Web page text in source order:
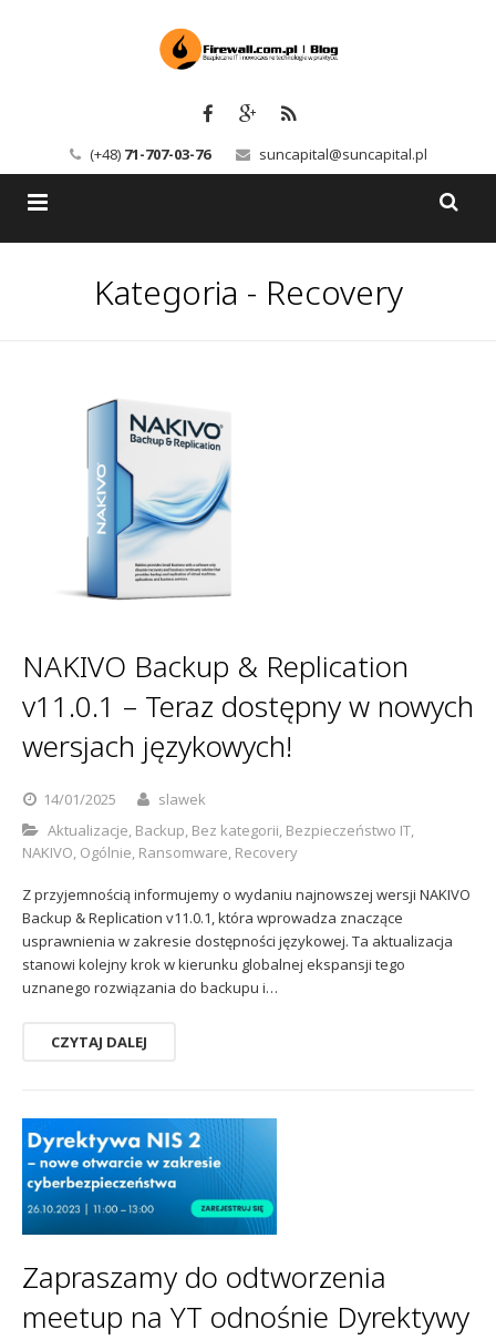
(+48) 71-707-03-76 suncapital@suncapital.pl
Backup-Solutions
Kerio
Serwery pocztowe
Sophos
Usługi
Szkolenia
Kontakt
Polityka prywatności
Kategoria - Recovery
NAKIVO Backup & Replication
v11.0.1 – Teraz dostępny w nowych
wersjach językowych!
14/01/2025
slawek
Aktualizacje, Backup, Bez kategorii, Bezpieczeństwo IT,
NAKIVO, Ogólnie, Ransomware, Recovery
Z przyjemnością informujemy o wydaniu najnowszej wersji NAKIVO
Backup & Replication v11.0.1, która wprowadza znaczące
usprawnienia w zakresie dostępności językowej. Ta aktualizacja
stanowi kolejny krok w kierunku globalnej ekspansji tego
uznanego rozwiązania do backupu i…
CZYTAJ DALEJ
Zapraszamy do odtworzenia
meetup na YT odnośnie Dyrektywy